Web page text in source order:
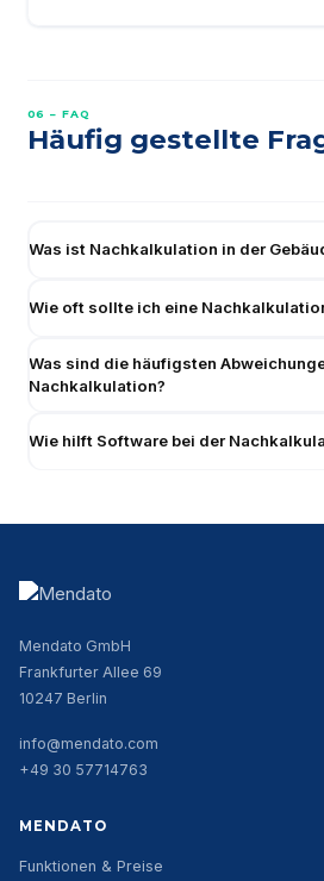
06 – FAQ
Häufig gestellte
Was ist Nachkalkulation in der
Wie oft sollte ich eine
Was sind die häufigsten
Nachkalkulation?
Wie hilft Software bei der
Mendato GmbH
Frankfurter Allee 69
10247 Berlin
info@mendato.com
+49 30 57714763
MENDATO
Funktionen & Preise